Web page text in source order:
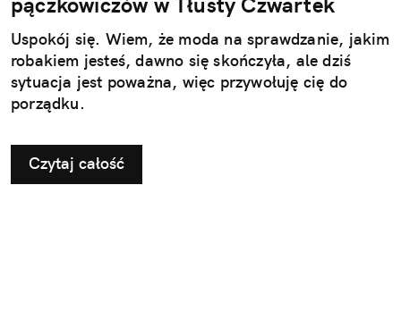
Uspokój się. Wiem, że moda na sprawdzanie, jakim
robakiem jesteś, dawno się skończyła, ale dziś
sytuacja jest poważna, więc przywołuję cię do
porządku.
Czytaj całość